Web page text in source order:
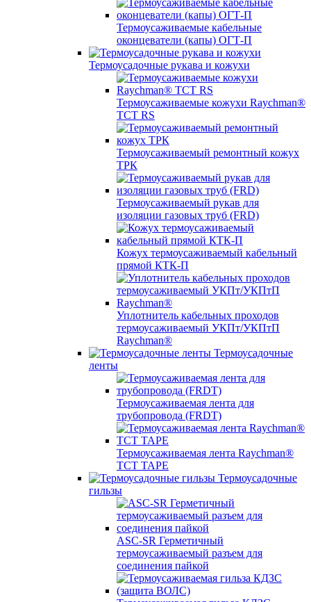
Термоусаживаемые кабельные
оконцеватели (капы) ОГТ-П
Термоусадочные рукава и кожухи
Термоусаживаемые кожухи Raychman®
TCT RS
Термоусаживаемый ремонтный кожух
ТРК
Термоусаживаемый рукав для
изоляции газовых труб (FRD)
Кожух термоусаживаемый кабельный
прямой КТК-П
Уплотнитель кабельных проходов
термоусаживаемый УКПт/УКПтП
Raychman®
Термоусадочные
ленты
Термоусаживаемая лента для
трубопровода (FRDT)
Термоусаживаемая лента Raychman®
TCT TAPE
Термоусадочные
гильзы
ASC‐SR Герметичный
термоусаживаемый разъем для
соединения пайкой